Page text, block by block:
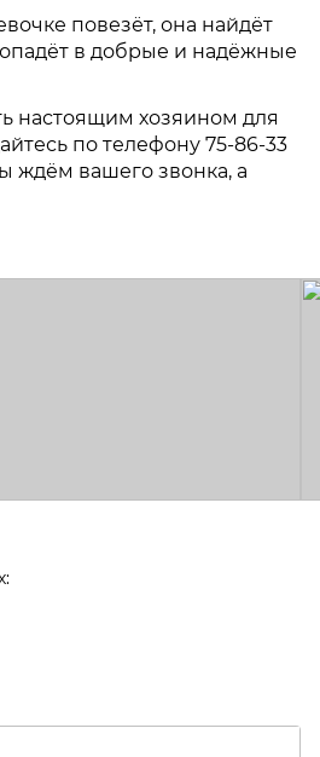
повезёт, она найдёт
в добрые и надёжные
настоящим хозяином для
по телефону 75-86-33
ждём вашего звонка, а